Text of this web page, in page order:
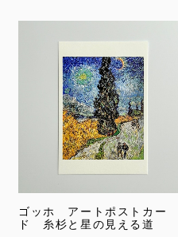
ゴッホ アートポストカー
ド 糸杉と星の見える道